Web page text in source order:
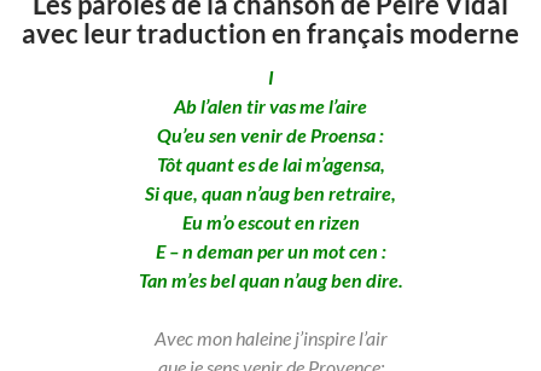
avec leur traduction en français moderne
I
Ab l’alen tir vas me l’aire
Qu’eu sen venir de Proensa :
Tôt quant es de lai m’agensa,
Si que, quan n’aug ben retraire,
Eu m’o escout en rizen
E – n deman per un mot cen :
Tan m’es bel quan n’aug ben dire.
Avec mon haleine j’inspire l’air